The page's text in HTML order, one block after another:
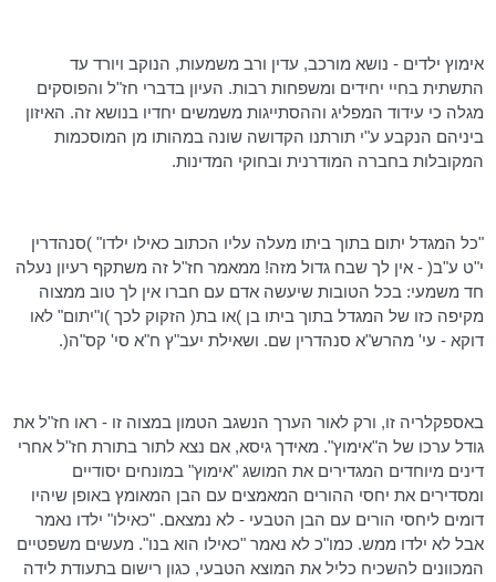
אימוץ ילדים - נושא מורכב, עדין ורב משמעות, הנוקב ויורד עד
התשתית בחיי יחידים ומשפחות רבות. העיון בדברי חז"ל והפוסקים
מגלה כי עידוד המפליג וההסתייגות משמשים יחדיו בנושא זה. האיזון
ביניהם הנקבע ע"י תורתנו הקדושה שונה במהותו מן המוסכמות
המקובלות בחברה המודרנית ובחוקי המדינות.
"כל המגדל יתום בתוך ביתו מעלה עליו הכתוב כאילו ילדו" )סנהדרין
י"ט ע"ב( - אין לך שבח גדול מזה! ממאמר חז"ל זה משתקף רעיון נעלה
חד משמעי: בכל הטובות שיעשה אדם עם חברו אין לך טוב ממצוה
מקיפה כזו של המגדל בתוך ביתו בן )או בת( הזקוק לכך )ו"יתום" לאו
דוקא - עי' מהרש"א סנהדרין שם. ושאילת יעב"ץ ח"א סי' קס"ה(.
באספקלריה זו, ורק לאור הערך הנשגב הטמון במצוה זו - ראו חז"ל את
גודל ערכו של ה"אימוץ". מאידך גיסא, אם נצא לתור בתורת חז"ל אחרי
דינים מיוחדים המגדירים את המושג "אימוץ" במונחים יסודיים
ומסדירים את יחסי ההורים המאמצים עם הבן המאומץ באופן שיהיו
דומים ליחסי הורים עם הבן הטבעי - לא נמצאם. "כאילו" ילדו נאמר
אבל לא ילדו ממש. כמו"כ לא נאמר "כאילו הוא בנו". מעשים משפטיים
המכוונים להשכיח כליל את המוצא הטבעי, כגון רישום בתעודת לידה